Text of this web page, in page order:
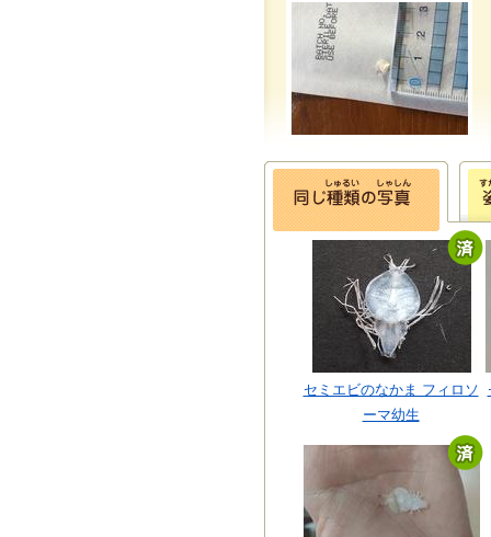
セミエビのなかま フィロソ
ーマ幼生